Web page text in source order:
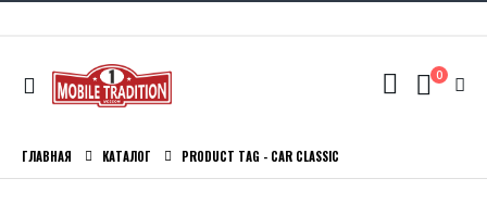
0
ГЛАВНАЯ КАТАЛОГ PRODUCT TAG - CAR CLASSIC